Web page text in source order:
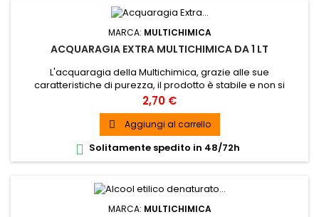
MARCA: MULTICHIMICA
ACQUARAGIA EXTRA MULTICHIMICA DA 1 LT
L'acquaragia della Multichimica, grazie alle sue
caratteristiche di purezza, il prodotto è stabile e non si
deteriora.
Prezzo
2,70 €
 Aggiungi al carrello
 Solitamente spedito in 48/72h
MARCA: MULTICHIMICA